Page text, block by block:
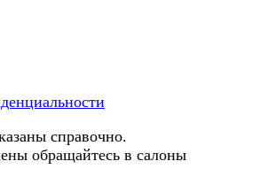
справочно.
обращайтесь в салоны